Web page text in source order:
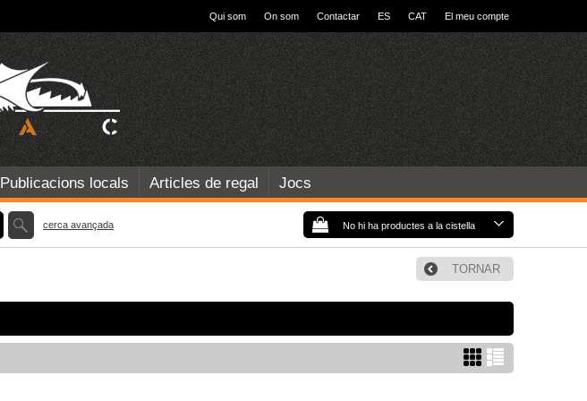
Qui som On som Contactar ES CAT El meu compte
Publicacions locals Articles de regal Jocs
No hi ha productes a la cistella
cerca avançada
TORNAR